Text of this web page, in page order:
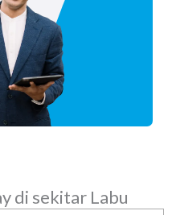
di sekitar Labu